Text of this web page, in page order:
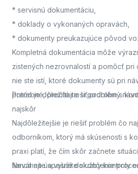
* servisnú dokumentáciu,
* doklady o vykonaných opravách,
* dokumenty preukazujúce pôvod
Kompletná dokumentácia môže
zistených nezrovnalostí a pomôcť pri
nie ste istí, ktoré dokumenty sú pri
potrebné, prečítajte si podrobný
Prečo je dôležité riešiť problém s
najskôr
Najdôležitejšie je riešiť problém čo
odborníkom, ktorý má skúsenosti s
praxi platí, že čím skôr začnete
šanca na úspešné dokončenie
Neváhajte a využite služby kontroly